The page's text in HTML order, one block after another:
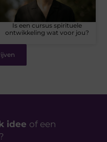
Is een cursus spirituele
ontwikkeling wat voor jou?
idee of een